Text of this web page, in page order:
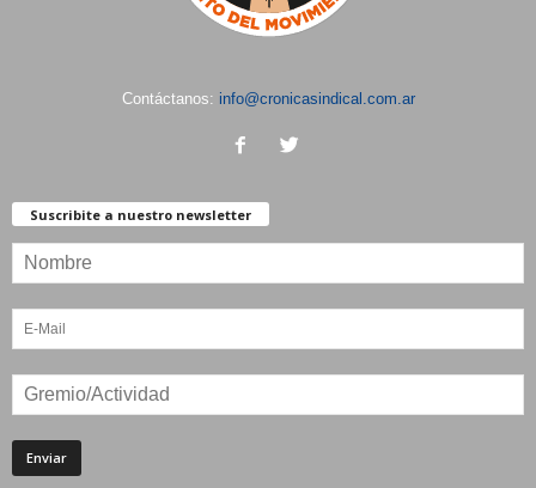
Contáctanos: info@cronicasindical.com.ar
Suscribite a nuestro newsletter